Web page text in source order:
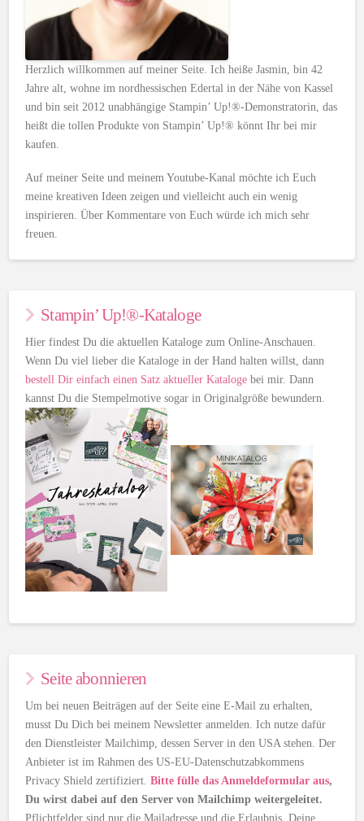
Herzlich willkommen auf meiner Seite. Ich heiße Jasmin, bin 42
Jahre alt, wohne im nordhessischen Edertal in der Nähe von Kassel
und bin seit 2012 unabhängige Stampin’ Up!®-Demonstratorin, das
heißt die tollen Produkte von Stampin’ Up!® könnt Ihr bei mir
kaufen.
Auf meiner Seite und meinem Youtube-Kanal möchte ich Euch
meine kreativen Ideen zeigen und vielleicht auch ein wenig
inspirieren. Über Kommentare von Euch würde ich mich sehr
freuen.
Stampin’ Up!®-Kataloge
Hier findest Du die aktuellen Kataloge zum Online-Anschauen.
Wenn Du viel lieber die Kataloge in der Hand halten willst, dann
bestell Dir einfach einen Satz aktueller Kataloge bei mir. Dann
kannst Du die Stempelmotive sogar in Originalgröße bewundern.
Seite abonnieren
Um bei neuen Beiträgen auf der Seite eine E-Mail zu erhalten,
musst Du Dich bei meinem Newsletter anmelden. Ich nutze dafür
den Dienstleister Mailchimp, dessen Server in den USA stehen. Der
Anbieter ist im Rahmen des US-EU-Datenschutzabkommens
Privacy Shield zertifiziert.Bitte fülle das Anmeldeformular aus,
Du wirst dabei auf den Server von Mailchimp weitergeleitet.
Pflichtfelder sind nur die Mailadresse und die Erlaubnis, Deine